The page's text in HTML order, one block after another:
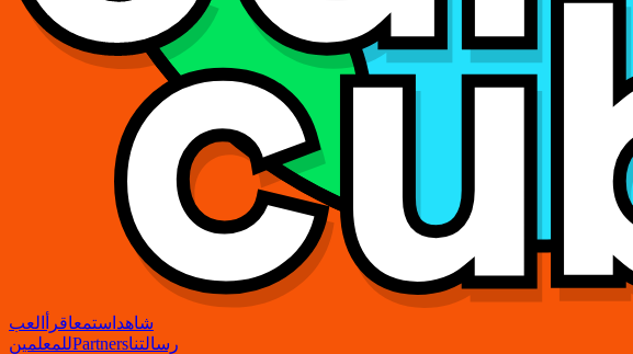
شاهد استمعاقرأ
العب
للمعلمينPartnersرسالتنا